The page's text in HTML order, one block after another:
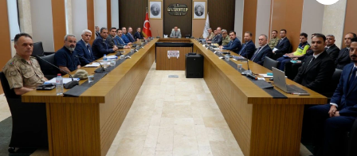
Müzik
Piyasa
Resmi İlanlar
Sağlık